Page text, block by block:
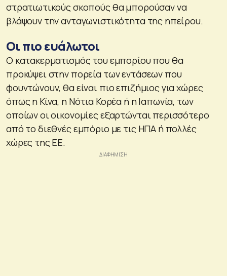
στρατιωτικούς σκοπούς θα μπορούσαν να
βλάψουν την ανταγωνιστικότητα της ηπείρου.
Οι πιο ευάλωτοι
Ο κατακερματισμός του εμπορίου που θα
προκύψει στην πορεία των εντάσεων που
φουντώνουν, θα είναι πιο επιζήμιος για χώρες
όπως η Κίνα, η Νότια Κορέα ή η Ιαπωνία, των
οποίων οι οικονομίες εξαρτώνται περισσότερο
από το διεθνές εμπόριο με τις ΗΠΑ ή πολλές
χώρες της ΕΕ.